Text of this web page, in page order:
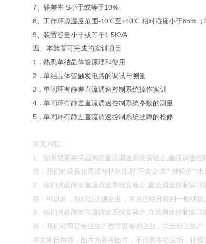
7、静差率 S小于或等于10%
8、工作环境温度范围-10℃至+40℃ 相对湿度小于85%
9、装置容量小于或等于1.5KVA
四、本装置可完成的实训项目
1．熟悉单结晶体管原理和使用
2．单结晶体管触发电路的调试与测量
3．单闭环有静差直流调速控制系统操作实训
4．单闭环有静差直流调速控制系统参数的测量
5．单闭环有静差直流调速控制系统故障的检修
常见问题：
1、如果我要购买晶闸管直流调速系统实验台,直流调速控
答：我们的设备如果没有特别注明“不含安 装”“裸机价”“
2、你们的晶闸管直流调速系统实验台,直流调速控制实训
答：可以的，我们是正规企业，并且已经升级到一般纳
3、你们的晶闸管直流调速系统实验台,直流调速控制实
答：我们公司是专业生产教学设备的企业，完全自主生
本文来自网络，图片为参考图片，不代表本站立场，转载